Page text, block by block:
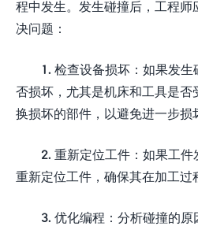
程中发生。发生碰撞后，工程
决问题：
1. 检查设备损坏：如果发
否损坏，尤其是机床和工具是否
换损坏的部件，以避免进一步损
2. 重新定位工件：如果工
重新定位工件，确保其在加工过
3. 优化编程：分析碰撞的